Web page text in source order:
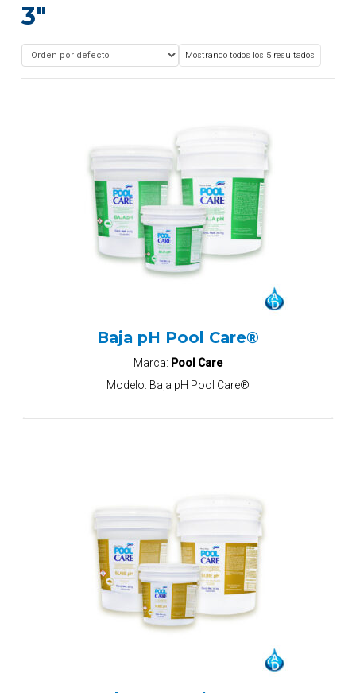
3"
Mostrando todos los 5 resultados
Baja pH Pool Care®
Marca: Pool Care
Modelo: Baja pH Pool Care®